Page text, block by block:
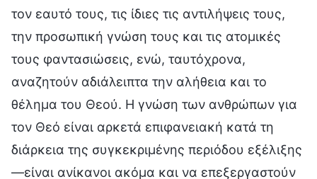
τον εαυτό τους, τις ίδιες τις αντιλήψεις τους,
την προσωπική γνώση τους και τις ατομικές
τους φαντασιώσεις, ενώ, ταυτόχρονα,
αναζητούν αδιάλειπτα την αλήθεια και το
θέλημα του Θεού. Η γνώση των ανθρώπων για
τον Θεό είναι αρκετά επιφανειακή κατά τη
διάρκεια της συγκεκριμένης περιόδου εξέλιξης
—είναι ανίκανοι ακόμα και να επεξεργαστούν